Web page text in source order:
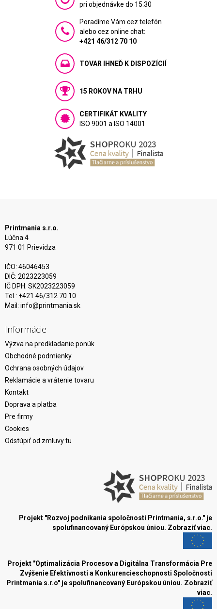
pri objednávke do 15:30
Poradíme Vám cez telefón
alebo cez online chat:
+421 46/312 70 10
TOVAR IHNEĎ K DISPOZÍCIÍ
15 ROKOV NA TRHU
CERTIFIKÁT KVALITY
ISO 9001 a ISO 14001
Printmania s.r.o.
Lúčna 4
971 01 Prievidza
IČO: 46046453
DIČ: 2023223059
IČ DPH: SK2023223059
Tel.: +421 46/312 70 10
Mail: info@printmania.sk
Informácie
Výzva na predkladanie ponúk
Obchodné podmienky
Ochrana osobných údajov
Reklamácie a vrátenie tovaru
Kontakt
Doprava a platba
Pre firmy
Cookies
Odstúpiť od zmluvy tu
Projekt "Rozvoj podnikania spoločnosti Printmania, s.r.o." je
spolufinancovaný Európskou úniou. Zobraziť viac.
Projekt "Optimalizácia Procesov a Digitálna Transformácia Pre
Zvýšenie Efektívnosti a Konkurencieschopnosti Spoločnosti
Printmania s.r.o" je spolufinancovaný Európskou úniou. Zobraziť
viac.